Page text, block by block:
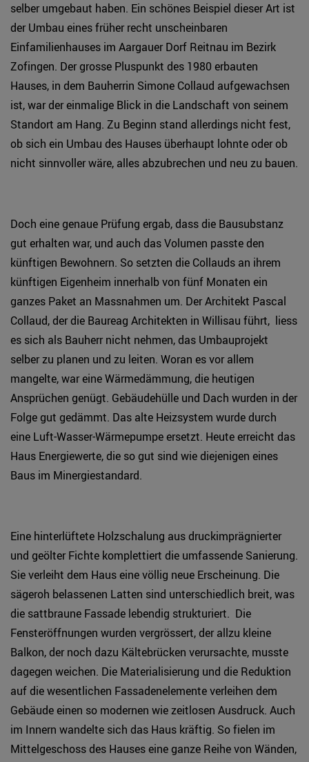
selber umgebaut haben. Ein schönes Beispiel dieser Art ist
der Umbau eines früher recht unscheinbaren
Einfamilienhauses im Aargauer Dorf Reitnau im Bezirk
Zofingen. Der grosse Pluspunkt des 1980 erbauten
Hauses, in dem Bauherrin Simone Collaud aufgewachsen
ist, war der einmalige Blick in die Landschaft von seinem
Standort am Hang. Zu Beginn stand allerdings nicht fest,
ob sich ein Umbau des Hauses überhaupt lohnte oder ob
nicht sinnvoller wäre, alles abzubrechen und neu zu bauen.
Doch eine genaue Prüfung ergab, dass die Bausubstanz
gut erhalten war, und auch das Volumen passte den
künftigen Bewohnern. So setzten die Collauds an ihrem
künftigen Eigenheim innerhalb von fünf Monaten ein
ganzes Paket an Massnahmen um. Der Architekt Pascal
Collaud, der die Baureag Architekten in Willisau führt, liess
es sich als Bauherr nicht nehmen, das Umbauprojekt
selber zu planen und zu leiten. Woran es vor allem
mangelte, war eine Wärmedämmung, die heutigen
Ansprüchen genügt. Gebäudehülle und Dach wurden in der
Folge gut gedämmt. Das alte Heizsystem wurde durch
eine Luft-Wasser-Wärmepumpe ersetzt. Heute erreicht das
Haus Energiewerte, die so gut sind wie diejenigen eines
Baus im Minergiestandard.
Eine hinterlüftete Holzschalung aus druckimprägnierter
und geölter Fichte komplettiert die umfassende Sanierung.
Sie verleiht dem Haus eine völlig neue Erscheinung. Die
sägeroh belassenen Latten sind unterschiedlich breit, was
die sattbraune Fassade lebendig strukturiert. Die
Fensteröffnungen wurden vergrössert, der allzu kleine
Balkon, der noch dazu Kältebrücken verursachte, musste
dagegen weichen. Die Materialisierung und die Reduktion
auf die wesentlichen Fassadenelemente verleihen dem
Gebäude einen so modernen wie zeitlosen Ausdruck. Auch
im Innern wandelte sich das Haus kräftig. So fielen im
Mittelgeschoss des Hauses eine ganze Reihe von Wänden,